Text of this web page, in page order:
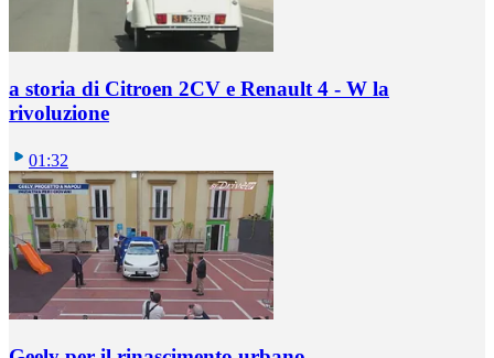
a storia di Citroen 2CV e Renault 4 - W la
rivoluzione
01:32